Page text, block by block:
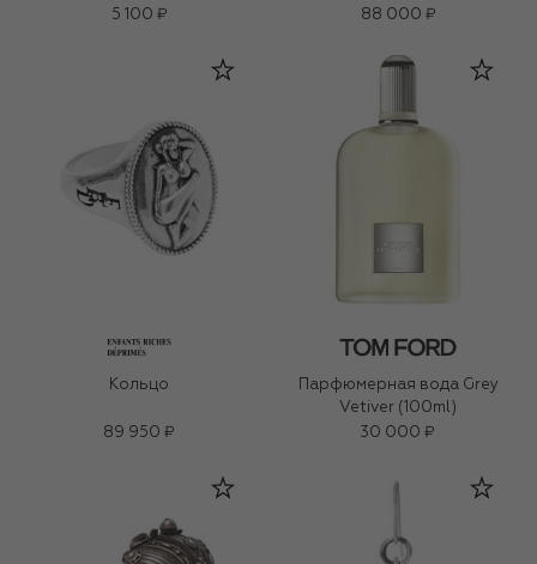
5 100 ₽
88 000 ₽
Кольцо
89 950 ₽
Парфюмерная вода Grey
Vetiver (100ml)
30 000 ₽